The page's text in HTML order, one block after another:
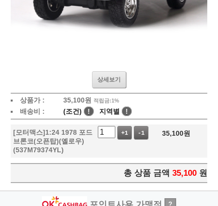
상세보기
상품가 : 35,100원 적립금:1%
배송비 : (조건) ! 지역별 !
[모터맥스]1:24 1978 포드
브론코(오픈탑)(옐로우)
(537M79374YL)
+1 -1 35,100원
총 상품 금액 35,100 원
?